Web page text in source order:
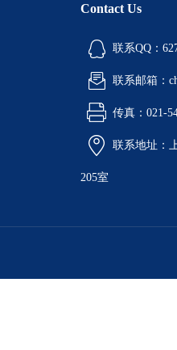
Contact Us
联系QQ：
联系邮箱：
传真：021-
联系地址：
205室